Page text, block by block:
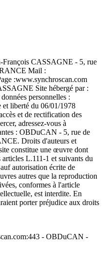
François CASSAGNE - 5, rue
Mail :
:www.synchroscan.com
Site hébergé par :
personnelles :
liberté du 06/01/1978
et de rectification des
adressez-vous à
: OBDuCAN - 5, rue de
Droits d'auteurs et
constitue une œuvre dont
L.111-1 et suivants du
autorisation écrite de
autres que la reproduction
conformes à l'article
est interdite. En
porter préjudice aux droits
- OBDuCAN -